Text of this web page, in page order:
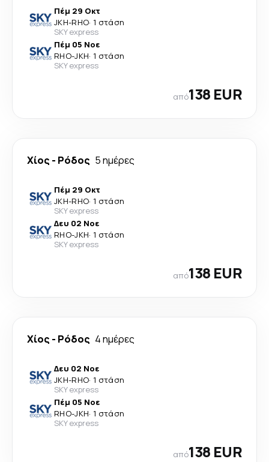
Πέμ 29 Οκτ
JKH-RHO· 1 στάση
SKY express
Πέμ 05 Νοε
RHO-JKH· 1 στάση
SKY express
από138 EUR
Χίος - Ρόδος 5 ημέρες
Πέμ 29 Οκτ
JKH-RHO· 1 στάση
SKY express
Δευ 02 Νοε
RHO-JKH· 1 στάση
SKY express
από138 EUR
Χίος - Ρόδος 4 ημέρες
Δευ 02 Νοε
JKH-RHO· 1 στάση
SKY express
Πέμ 05 Νοε
RHO-JKH· 1 στάση
SKY express
από138 EUR